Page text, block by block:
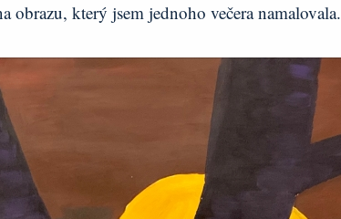
obrazu, který jsem jednoho večera namalovala.